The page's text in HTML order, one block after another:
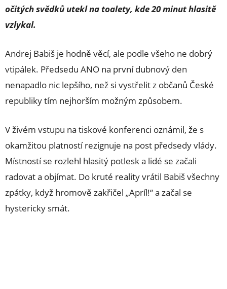
očitých svědků utekl na toalety, kde 20 minut hlasitě
vzlykal.
Andrej Babiš je hodně věcí, ale podle všeho ne dobrý
vtipálek. Předsedu ANO na první dubnový den
nenapadlo nic lepšího, než si vystřelit z občanů České
republiky tím nejhorším možným způsobem.
V živém vstupu na tiskové konferenci oznámil, že s
okamžitou platností rezignuje na post předsedy vlády.
Místností se rozlehl hlasitý potlesk a lidé se začali
radovat a objímat. Do kruté reality vrátil Babiš všechny
zpátky, když hromově zakřičel „Apríl!“ a začal se
hystericky smát.